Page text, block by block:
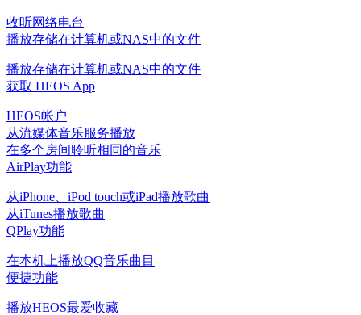
收听网络电台
播放存储在计算机或NAS中的文件
播放存储在计算机或NAS中的文件
获取 HEOS App
HEOS帐户
从流媒体音乐服务播放
在多个房间聆听相同的音乐
AirPlay功能
从iPhone、iPod touch或iPad播放歌曲
从iTunes播放歌曲
QPlay功能
在本机上播放QQ音乐曲目
便捷功能
播放HEOS最爱收藏